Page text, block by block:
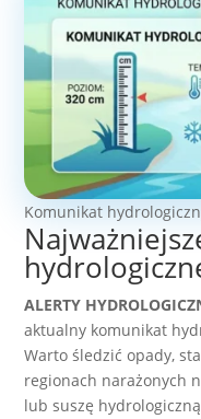
Komunikat
ALERTY
aktualny komunikat
Warto śledzić opady,
regionach narażonych
lub suszę